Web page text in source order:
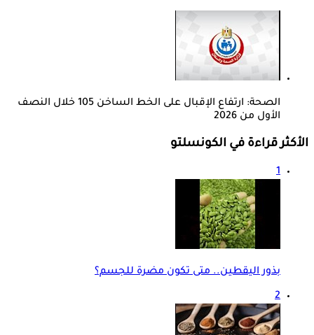
الصحة: ارتفاع الإقبال على الخط الساخن 105 خلال النصف
الأول من 2026
الأكثر قراءة في الكونسلتو
1
بذور اليقطين.. متى تكون مضرة للجسم؟
2